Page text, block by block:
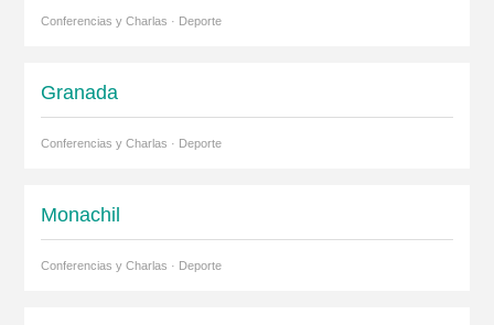
Conferencias y Charlas · Deporte
Granada
Conferencias y Charlas · Deporte
Monachil
Conferencias y Charlas · Deporte